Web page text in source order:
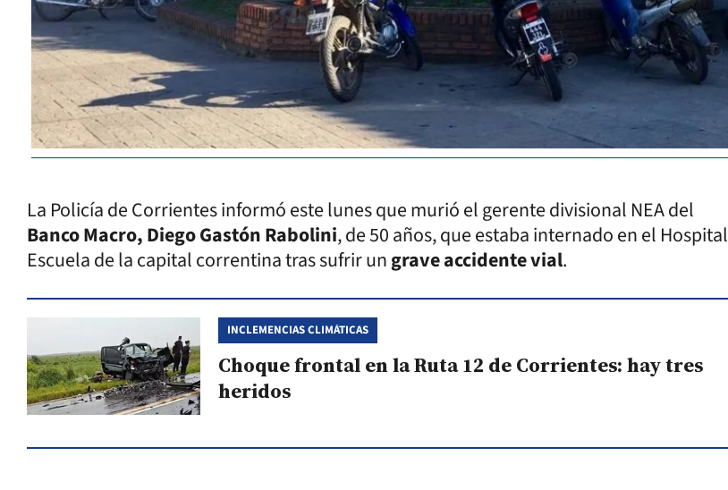
La Policía de Corrientes informó este lunes que murió el gerente divisional NEA del
Banco Macro,Diego Gastón Rabolini, de 50 años, que estaba internado en el Hospital
Escuela de la capital correntina tras sufrir ungrave accidente vial.
INCLEMENCIAS CLIMÁTICAS
Choque frontal en la Ruta 12 de Corrientes: hay tres
heridos